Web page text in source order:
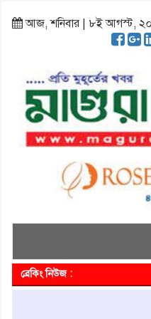
আজ, শনিবার | ৮ই আগস্ট,
ব্রেকিং নিউজ :